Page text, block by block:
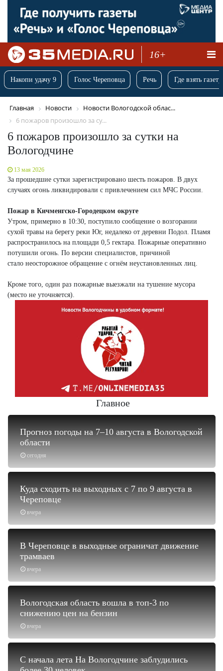
16+
Накопи удачу 9 Голос Череповца Речь Где взять
Главная Новости
Новости Вологодской облас...
6 пожаров произошло за су...
6 пожаров произошло за сутки на
Вологодчине
13 мая 2026
За прошедшие сутки зарегистрировано шесть пожаров. В двух
случаях огонь ликвидировали с привлечением сил МЧС России.
Пожар в Кичменгско-Городецком округе
Утром, примерно в 10:30, поступило сообщение о возгорании
сухой травы на берегу реки Юг, недалеко от деревни Подол. Пламя
распространилось на площади 0,5 гектара. Пожарные оперативно
потушили огонь. По версии специалистов, причиной
стало неосторожное обращение с огнём неустановленных лиц.
Кроме того, один раз пожарные выезжали на тушение мусора
(место не уточняется).
Главное
сегодня
Прогноз погоды на 7–10 августа в Вологодской
области
вчера
Куда сходить на выходных с 7 по 9 августа в
Череповце
вчера
В Череповце в выходные ограничат движение
трамваев
вчера
Вологодская область вошла в топ-3 по
снижению цен на бензин
С начала лета На Вологодчине заблудились